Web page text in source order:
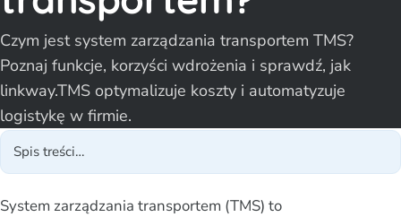
Czym jest system zarządzania transportem TMS?
Poznaj funkcje, korzyści wdrożenia i sprawdź, jak
linkway.TMS optymalizuje koszty i automatyzuje
logistykę w firmie.
System zarządzania transportem (TMS) to